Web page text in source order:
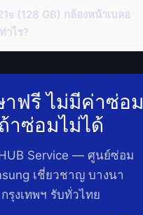
(128 GB) กล้องหน้าเบลอ
าไร?
าฟรี ไม่มีค่าซ่อม
ถ้าซ่อมไม่ได้
Service — ศูนย์ซ่อม
เชี่ยวชาญ บางนา
กรุงเทพฯ รับทั่วไทย